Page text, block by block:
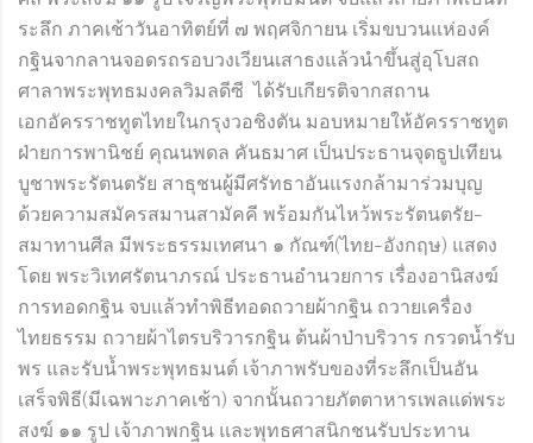
ระลึก ภาคเช้าวันอาทิตย์ที่ ๗ พฤศจิกายน เริ่มขบวนแห่องค์
กฐินจากลานจอดรถรอบวงเวียนเสาธงแล้วนำขึ้นสู่อุโบสถ
ศาลาพระพุทธมงคลวิมลดีซี ได้รับเกียรติจากสถาน
เอกอัครราชทูตไทยในกรุงวอชิงตัน มอบหมายให้อัครราชทูต
ฝ่ายการพานิชย์ คุณนพดล คันธมาศ เป็นประธานจุดธูปเทียน
บูชาพระรัตนตรัย สาธุชนผู้มีศรัทธาอันแรงกล้ามาร่วมบุญ
ด้วยความสมัครสมานสามัคคี พร้อมกันไหว้พระรัตนตรัย-
สมาทานศีล มีพระธรรมเทศนา ๑ กัณฑ์(ไทย-อังกฤษ) แสดง
โดย พระวิเทศรัตนาภรณ์ ประธานอำนวยการ เรื่องอานิสงฆ์
การทอดกฐิน จบแล้วทำพิธีทอดถวายผ้ากฐิน ถวายเครื่อง
ไทยธรรม ถวายผ้าไตรบริวารกฐิน ต้นผ้าป่าบริวาร กรวดน้ำรับ
พร และรับน้ำพระพุทธมนต์ เจ้าภาพรับของที่ระลึกเป็นอัน
เสร็จพิธี(มีเฉพาะภาคเช้า) จากนั้นถวายภัตตาหารเพลแด่พระ
สงฆ์ ๑๑ รูป เจ้าภาพกฐิน และพุทธศาสนิกชนรับประทาน